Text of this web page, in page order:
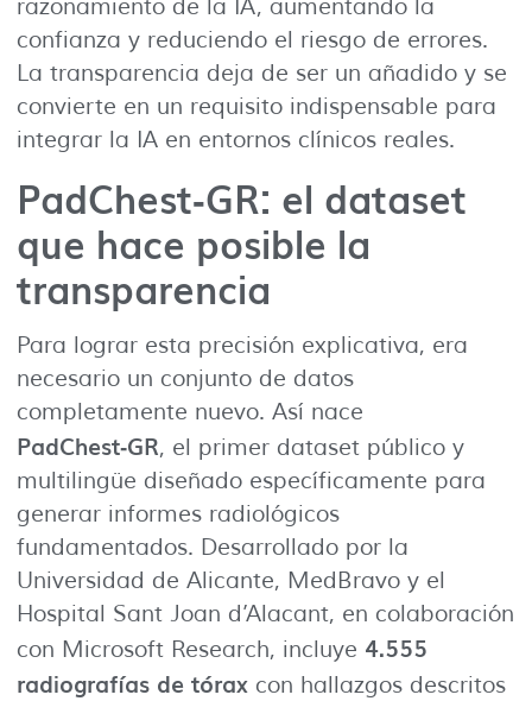
razonamiento de la IA, aumentando la
confianza y reduciendo el riesgo de errores.
La transparencia deja de ser un añadido y se
convierte en un requisito indispensable para
integrar la IA en entornos clínicos reales.
PadChest‑GR: el dataset
que hace posible la
transparencia
Para lograr esta precisión explicativa, era
necesario un conjunto de datos
completamente nuevo. Así nace
PadChest‑GR, el primer dataset público y
multilingüe diseñado específicamente para
generar informes radiológicos
fundamentados. Desarrollado por la
Universidad de Alicante, MedBravo y el
Hospital Sant Joan d’Alacant, en colaboración
con Microsoft Research, incluye 4.555
radiografías de tórax con hallazgos descritos